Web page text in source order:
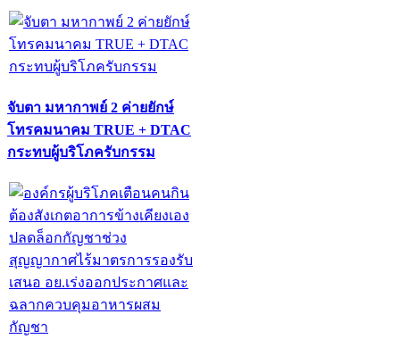
จับตา มหากาพย์ 2 ค่ายยักษ์
โทรคมนาคม TRUE + DTAC
กระทบผู้บริโภครับกรรม